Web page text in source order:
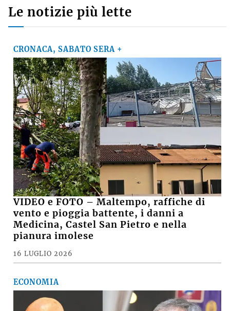
Le notizie più lette
CRONACA, SABATO SERA +
VIDEO e FOTO – Maltempo, raffiche di
vento e pioggia battente, i danni a
Medicina, Castel San Pietro e nella
pianura imolese
16 LUGLIO 2026
ECONOMIA